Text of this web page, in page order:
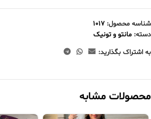
شناسه محصول: 1017
دسته: مانتو و تونیک
به اشتراک بگذارید:
محصولات مشابه